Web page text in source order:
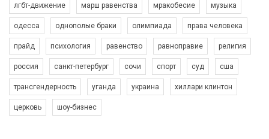
Зупинимо насильство проти ЛГБТ в Україні! Stop violence against LGBT in Ukraine!
6/30/2017
Емоційний та вражаючий промо-ролік на конкурс PACT, який
представляє програму "Гей-альянс Україна" з протидії
насильству проти ЛГБТ в Україні.
Ми просимо вашої підтримки, щоб реалізувати нашу
програму з боротьби з насильством проти ЛГБТ в Україні.
Якщо ти хочеш підтримати нас - просто натисни "лайк" під
1.9K Просмотров • 226 Нравится • 5 Комментариев
лгбт-движение марш равенства мракобесие музыка
одесса однополые браки олимпиада права человека
прайд психология равенство равноправие религия
россия санкт-петербург сочи спорт суд сша
трансгендерность уганда украина хиллари клинтон
церковь шоу-бизнес